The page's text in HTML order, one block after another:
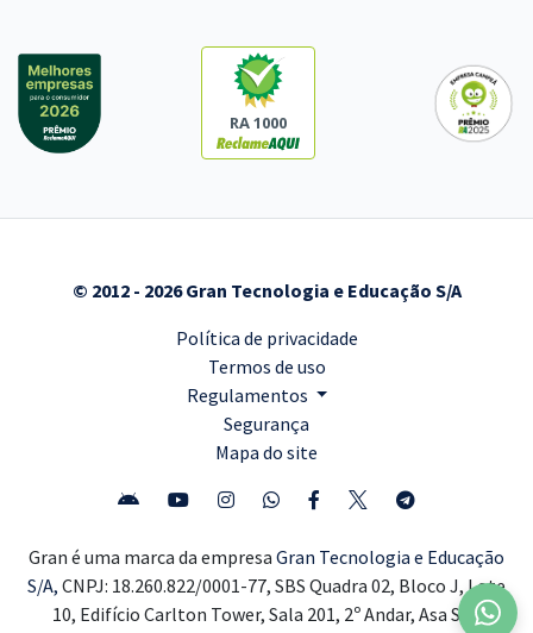
RA 1000
© 2012 - 2026 Gran Tecnologia e Educação S/A
Política de privacidade
Termos de uso
Regulamentos
Segurança
Mapa do site
Gran é uma marca da empresa Gran Tecnologia e Educação
S/A, CNPJ: 18.260.822/0001-77, SBS Quadra 02, Bloco J, Lote
10, Edifício Carlton Tower, Sala 201, 2º Andar, Asa Sul,